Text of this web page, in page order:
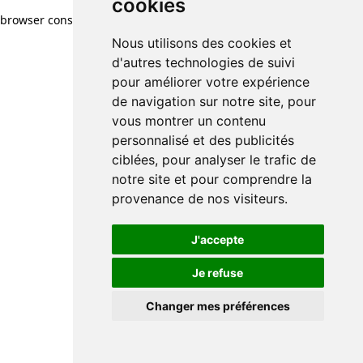
cookies
Nous utilisons des cookies et
d'autres technologies de suivi
pour améliorer votre expérience
de navigation sur notre site, pour
vous montrer un contenu
personnalisé et des publicités
ciblées, pour analyser le trafic de
notre site et pour comprendre la
provenance de nos visiteurs.
J'accepte
Je refuse
Changer mes préférences
browser console for more information)